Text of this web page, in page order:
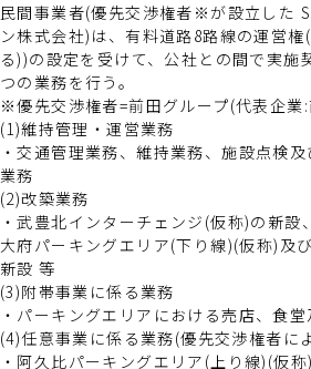
民間事業者(優先交渉権者※が設立した
ン株式会社)は、有料道路8路線の運営
る))の設定を受けて、公社との間で実
つの業務を行う。
※優先交渉権者=前田グループ(代表企業
(1)維持管理・運営業務
・交通管理業務、維持業務、施設点検
業務
(2)改築業務
・武豊北インターチェンジ(仮称)の新設
大府パーキングエリア(下り線)(仮称)及
新設 等
(3)附帯事業に係る業務
・パーキングエリアにおける売店、食
(4)任意事業に係る業務(優先交渉権者に
・阿久比パーキングエリア(上り線)(仮